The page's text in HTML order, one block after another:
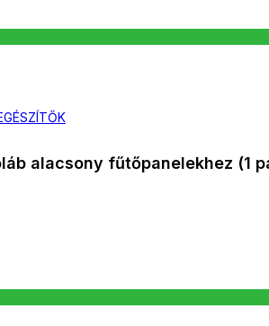
alacsony fűtőpanelekhez (1